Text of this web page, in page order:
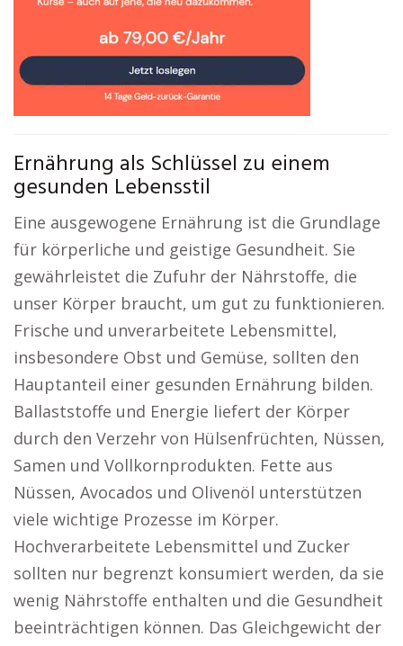
Ernährung als Schlüssel zu einem
gesunden Lebensstil
Eine ausgewogene Ernährung ist die Grundlage
für körperliche und geistige Gesundheit. Sie
gewährleistet die Zufuhr der Nährstoffe, die
unser Körper braucht, um gut zu funktionieren.
Frische und unverarbeitete Lebensmittel,
insbesondere Obst und Gemüse, sollten den
Hauptanteil einer gesunden Ernährung bilden.
Ballaststoffe und Energie liefert der Körper
durch den Verzehr von Hülsenfrüchten, Nüssen,
Samen und Vollkornprodukten. Fette aus
Nüssen, Avocados und Olivenöl unterstützen
viele wichtige Prozesse im Körper.
Hochverarbeitete Lebensmittel und Zucker
sollten nur begrenzt konsumiert werden, da sie
wenig Nährstoffe enthalten und die Gesundheit
beeinträchtigen können. Das Gleichgewicht der